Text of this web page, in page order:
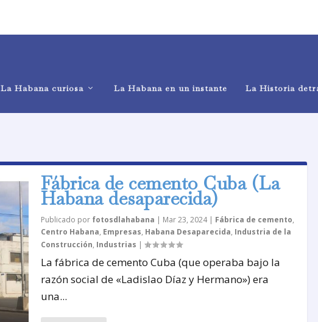
La Habana curiosa La Habana en un instante La Historia
Fábrica de cemento Cuba (La
Habana desaparecida)
Publicado por fotosdlahabana | Mar 23, 2024| Fábrica de cemento,
Centro Habana, Empresas, Habana Desaparecida, Industria de la
Construcción, Industrias |
La fábrica de cemento Cuba (que operaba bajo la
razón social de «Ladislao Díaz y Hermano») era
una...